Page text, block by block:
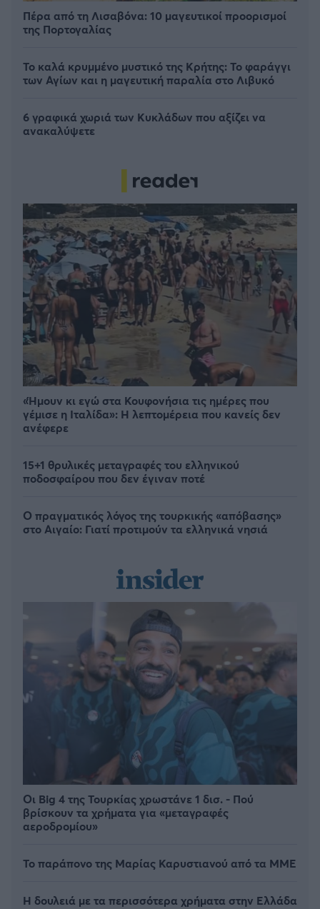
Πέρα από τη Λισαβόνα: 10 μαγευτικοί προορισμοί
της Πορτογαλίας
Το καλά κρυμμένο μυστικό της Κρήτης: Το φαράγγι
των Αγίων και η μαγευτική παραλία στο Λιβυκό
6 γραφικά χωριά των Κυκλάδων που αξίζει να
ανακαλύψετε
«Ήμουν κι εγώ στα Κουφονήσια τις ημέρες που
γέμισε η Ιταλίδα»: Η λεπτομέρεια που κανείς δεν
ανέφερε
15+1 θρυλικές μεταγραφές του ελληνικού
ποδοσφαίρου που δεν έγιναν ποτέ
Ο πραγματικός λόγος της τουρκικής «απόβασης»
στο Αιγαίο: Γιατί προτιμούν τα ελληνικά νησιά
Οι Big 4 της Τουρκίας χρωστάνε 1 δισ. - Πού
βρίσκουν τα χρήματα για «μεταγραφές
αεροδρομίου»
Το παράπονο της Μαρίας Καρυστιανού από τα ΜΜΕ
Η δουλειά με τα περισσότερα χρήματα στην Ελλάδα